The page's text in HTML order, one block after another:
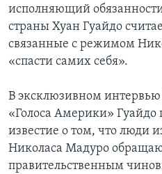
исполняющий
страны Хуан Гуайдо
связанные с режимом
«спасти самих себя».
В эксклюзивном
«Голоса Америки»
известие о том, что люди
Николаса Мадуро
правительственным